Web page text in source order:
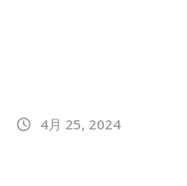
4月 25, 2024